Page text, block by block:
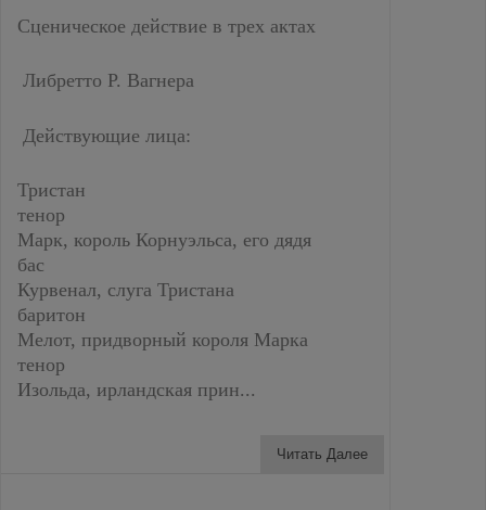
Сценическое действие в трех актах
Либретто Р. Вагнера
Действующие лица:
Тристан
тенор
Марк, король Корнуэльса, его дядя
бас
Курвенал, слуга Тристана
баритон
Мелот, придворный короля Марка
тенор
Изольда, ирландская прин...
Читать Далее